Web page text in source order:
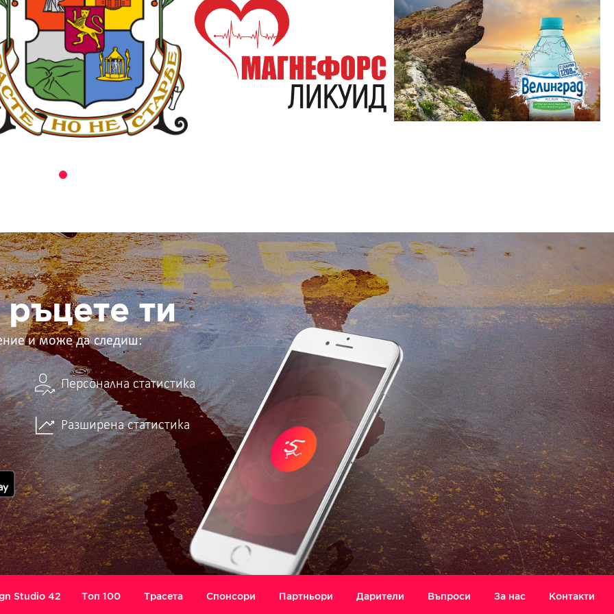
ръцете ти
и може да следиш:
Персонална статистика
Разширена статистика
Studio 42 Топ 100 Трасета Спонсори Партньори Дарители Въпроси За нас Контакти